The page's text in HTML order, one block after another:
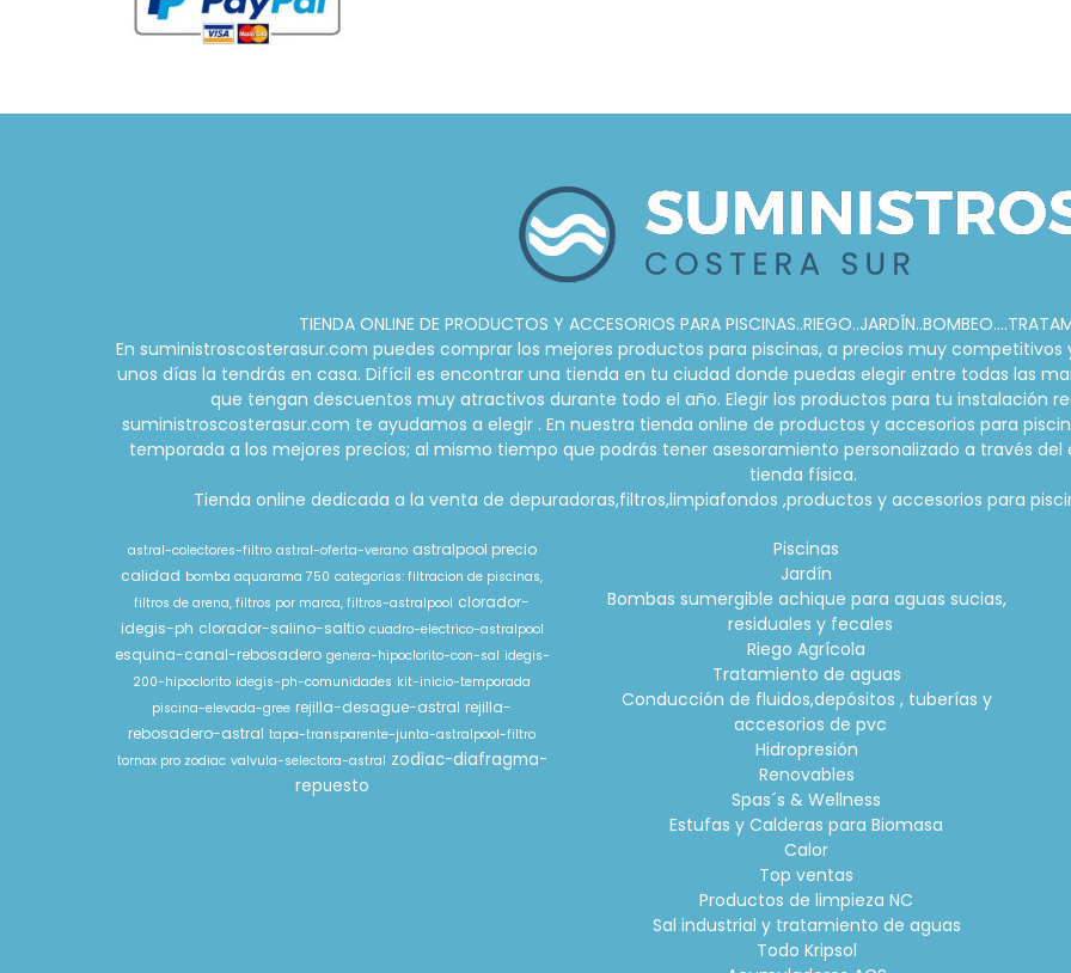
TIENDA ONLINE DE PRODUCTOS Y ACCESORIOS PARA
En suministroscosterasur.com puedes comprar los mejores productos para piscinas, a precios muy competitivos
unos días la tendrás en casa. Difícil es encontrar una tienda en tu ciudad donde puedas elegir entre todas las
que tengan descuentos muy atractivos durante todo el año. Elegir los productos para tu instalación
suministroscosterasur.com te ayudamos a elegir . En nuestra tienda online de productos y accesorios para
temporada a los mejores precios; al mismo tiempo que podrás tener asesoramiento personalizado a través
tienda física.
Tienda online dedicada a la venta de depuradoras,filtros,limpiafondos ,productos y accesorios para
astral-colectores-filtro astral-oferta-verano astralpool precio
calidad bomba aquarama 750 categorias: filtracion de piscinas,
filtros de arena, filtros por marca, filtros-astralpool clorador-
idegis-ph clorador-salino-saltio cuadro-electrico-astralpool
esquina-canal-rebosadero genera-hipoclorito-con-sal idegis-
200-hipoclorito idegis-ph-comunidades kit-inicio-temporada
piscina-elevada-gree rejilla-desague-astral rejilla-
rebosadero-astral tapa-transparente-junta-astralpool-filtro
tornax pro zodiac valvula-selectora-astral zodiac-diafragma-
repuesto
Piscinas
Jardín
Bombas sumergible achique para aguas sucias,
residuales y fecales
Riego Agrícola
Tratamiento de aguas
Conducción de fluidos,depósitos , tuberías y
accesorios de pvc
Hidropresión
Renovables
Spas´s & Wellness
Estufas y Calderas para Biomasa
Calor
Top ventas
Productos de limpieza NC
Sal industrial y tratamiento de aguas
Todo Kripsol